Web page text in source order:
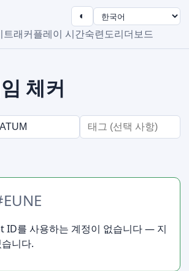
트래커플레이 시간숙련도리더보드
◐
체커
ID를 사용하는 계정이 없습니다 — 지
니다.